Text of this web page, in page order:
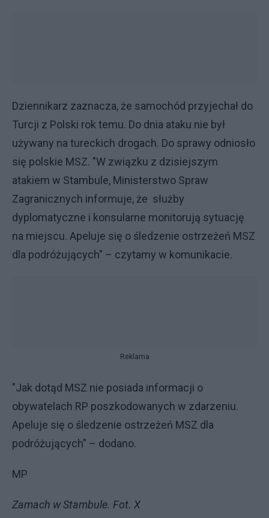
Dziennikarz zaznacza, że samochód przyjechał do
Turcji z Polski rok temu. Do dnia ataku nie był
używany na tureckich drogach. Do sprawy odniosło
się polskie MSZ. "W związku z dzisiejszym
atakiem w Stambule, Ministerstwo Spraw
Zagranicznych informuje, że służby
dyplomatyczne i konsularne monitorują sytuację
na miejscu. Apeluje się o śledzenie ostrzeżeń MSZ
dla podróżujących" – czytamy w komunikacie.
Reklama
"Jak dotąd MSZ nie posiada informacji o
obywatelach RP poszkodowanych w zdarzeniu.
Apeluje się o śledzenie ostrzeżeń MSZ dla
podróżujących" – dodano.
MP
Zamach w Stambule. Fot. X